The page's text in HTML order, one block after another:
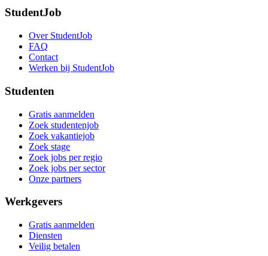
StudentJob
Over StudentJob
FAQ
Contact
Werken bij StudentJob
Studenten
Gratis aanmelden
Zoek studentenjob
Zoek vakantiejob
Zoek stage
Zoek jobs per regio
Zoek jobs per sector
Onze partners
Werkgevers
Gratis aanmelden
Diensten
Veilig betalen